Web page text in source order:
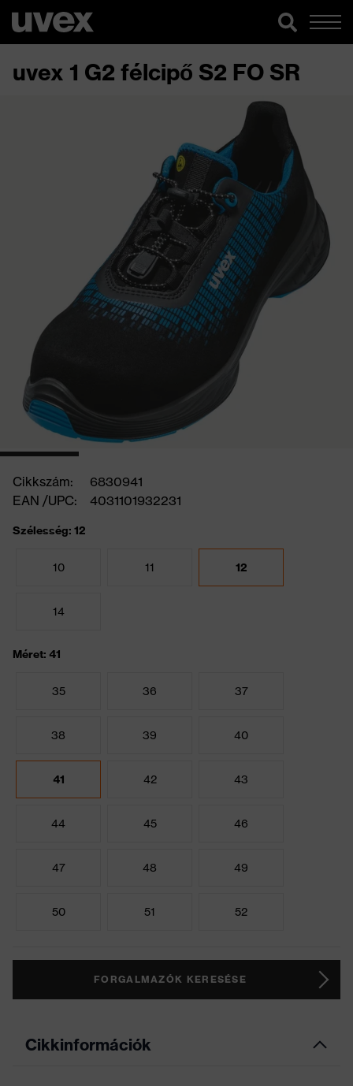
uvex 1 G2 félcipő S2 FO SR
Cikkszám:
6830941
EAN /UPC:
4031101932231
Szélesség: 12
10 11 12
14
Méret: 41
35 36 37
38 39 40
41 42 43
44 45 46
47 48 49
50 51 52
FORGALMAZÓK KERESÉSE
Cikkinformációk